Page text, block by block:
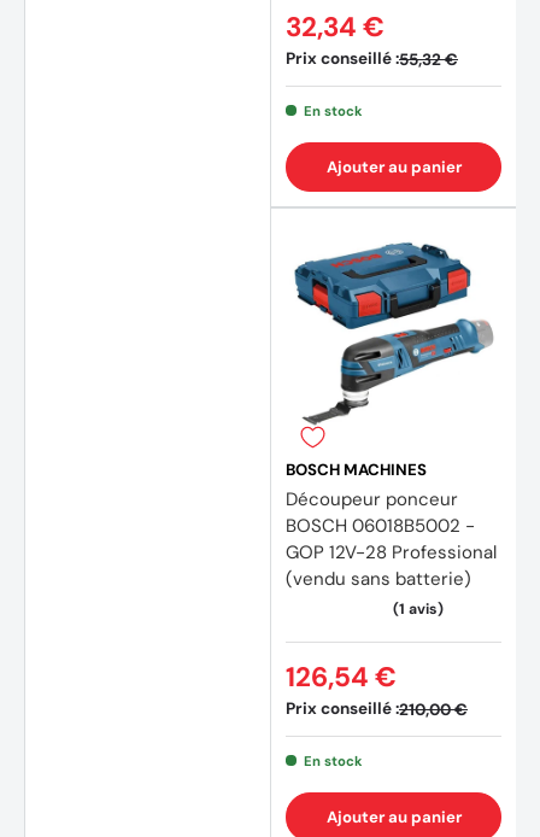
(3
Prix conseillé :55,32 €
32,34 €
En stock
Ajouter au panier
BOSCH MACHINES
Découpeur ponceur
BOSCH 06018B5002 -
GOP 12V-28 Professional
(vendu sans batterie)
Prix conseillé :210,00 €
126,54 €
En stock
Ajouter au panier